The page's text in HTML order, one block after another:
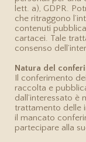
lett. a), GDPR.
che ritraggono
contenuti
cartacei. Tale
consenso
Natura del
Il conferimento
raccolta e
dall’interessato è
trattamento delle
il mancato
partecipare alla